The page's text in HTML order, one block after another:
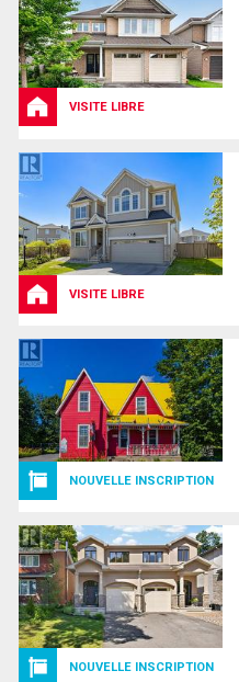
VISITE LIBRE
VISITE LIBRE
NOUVELLE INSCRIPTION
NOUVELLE INSCRIPTION